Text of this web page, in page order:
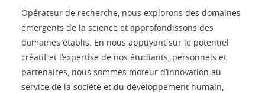
Opérateur de recherche, nous explorons des domaines
émergents de la science et approfondissons des
domaines établis. En nous appuyant sur le potentiel
créatif et l’expertise de nos étudiants, personnels et
partenaires, nous sommes moteur d’innovation au
service de la société et du développement humain,